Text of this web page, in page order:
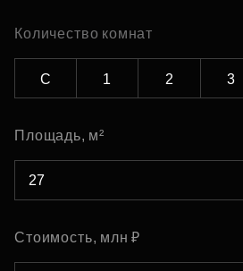
Количество комнат
С 1 2 3
Площадь, м²
Стоимость, млн ₽